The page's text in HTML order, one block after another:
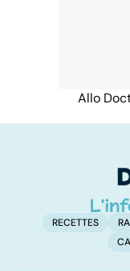
Allo
RECETTES